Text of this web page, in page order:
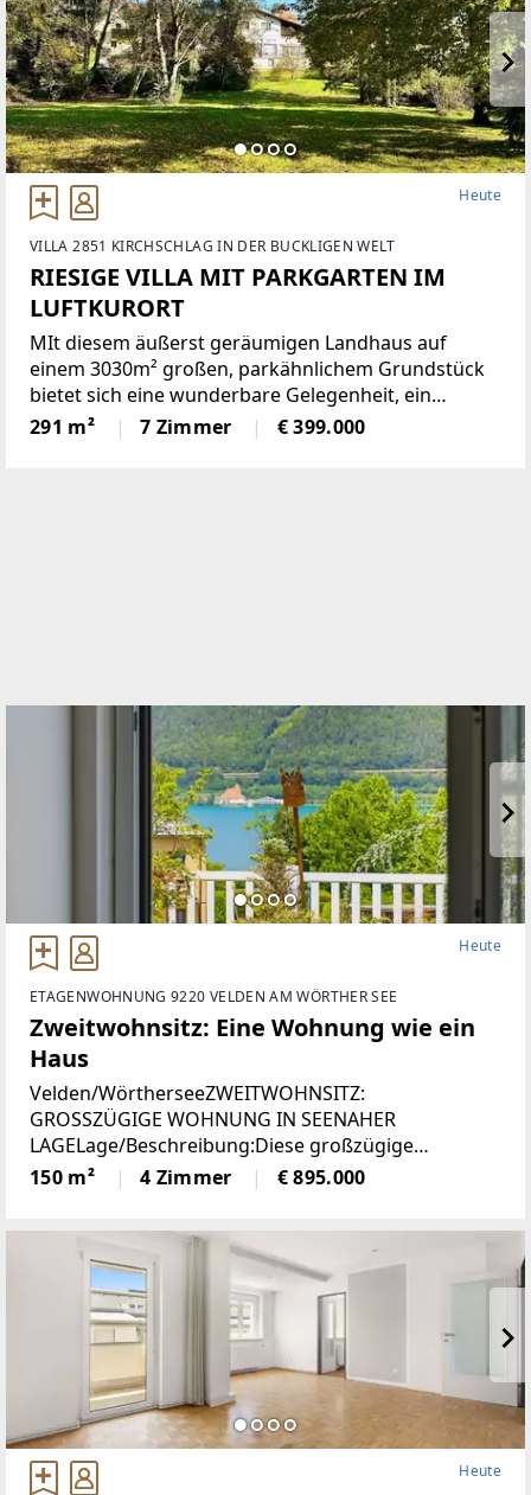
Heute
VILLA 2851 KIRCHSCHLAG IN DER BUCKLIGEN WELT
RIESIGE VILLA MIT PARKGARTEN IM
LUFTKURORT
MIt diesem äußerst geräumigen Landhaus auf
einem 3030m² großen, parkähnlichem Grundstück
bietet sich eine wunderbare Gelegenheit, ein
einmaliges Domizil in der beliebten Gemeinde
Krumbach zu schaffen!Das 1972 in Ziegelbauweise
291 m² 7 Zimmer € 399.000
Heute
ETAGENWOHNUNG 9220 VELDEN AM WÖRTHER SEE
Zweitwohnsitz: Eine Wohnung wie ein
Haus
Velden/WörtherseeZWEITWOHNSITZ:
GROSSZÜGIGE WOHNUNG IN SEENAHER
LAGELage/Beschreibung:Diese großzügige
Wohnung vereint hohen Wohnkomfort mit einer
seltenen Zweitwohnsitzwidmung und traumhaftem
150 m² 4 Zimmer € 895.000
Heute